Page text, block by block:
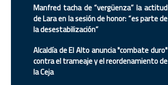
Manfred tacha de “vergüenza” la actitud
de Lara en la sesión de honor: “es parte de
la desestabilización”
Alcaldía de El Alto anuncia "combate duro"
contra el trameaje y el reordenamiento de
la Ceja